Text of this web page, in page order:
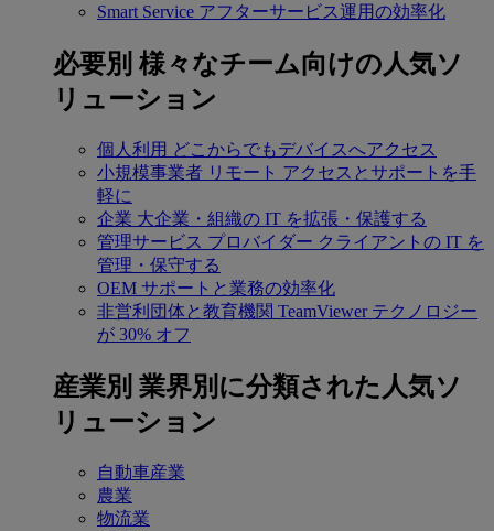
Smart Service アフターサービス運用の効率化
必要別 様々なチーム向けの人気ソ
リューション
個人利用 どこからでもデバイスへアクセス
小規模事業者 リモート アクセスとサポートを手
軽に
企業 大企業・組織の IT を拡張・保護する
管理サービス プロバイダー クライアントの IT を
管理・保守する
OEM サポートと業務の効率化
非営利団体と教育機関 TeamViewer テクノロジー
が 30% オフ
産業別 業界別に分類された人気ソ
リューション
自動車産業
農業
物流業